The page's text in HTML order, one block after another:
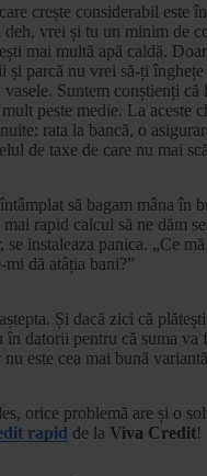
crește considerabil este
vrei și tu un minim de
mai multă apă caldă.
și parcă nu vrei să-ți
Suntem conștienți că
peste medie. La aceste
rata la bancă, o
de taxe de care nu mai
să bagam mâna în
rapid calcul să ne dăm
instaleaza panica. „Ce
mi dă atâția bani?”
Și dacă zici că
în datorii pentru că suma va
este cea mai bună
orice problemă are și o
rapid de la Viva Credit!